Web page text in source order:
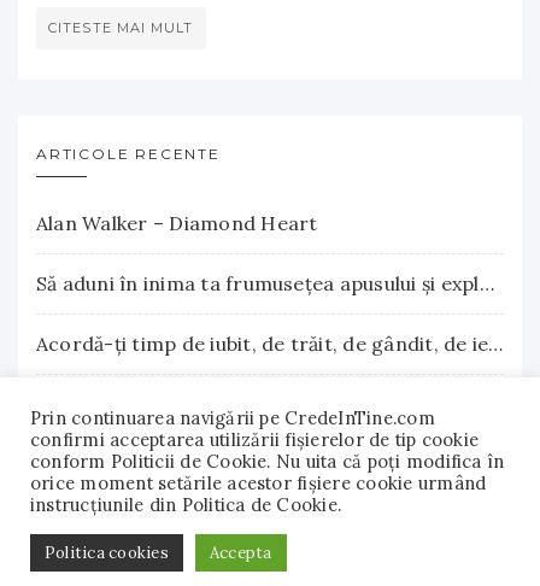
CITESTE MAI MULT
ARTICOLE RECENTE
Alan Walker – Diamond Heart
Să aduni în inima ta frumuseţea apusului şi explozia nesfârşită a răsăritului
Acordă-ţi timp de iubit, de trăit, de gândit, de iertat
Surse naturale de biotină care încurajează creşterea părului. Vitamina B7 susţine sănătatea părului, pielii şi unghiilor
© 2018 - 2022 CredeInTine.com. Toate drepturile
rezervate.
Prin continuarea navigării pe CredeInTine.com
confirmi acceptarea utilizării fişierelor de tip cookie
conform Politicii de Cookie. Nu uita că poți modifica în
orice moment setările acestor fişiere cookie urmând
instrucțiunile din Politica de Cookie.
Politica cookies Accepta